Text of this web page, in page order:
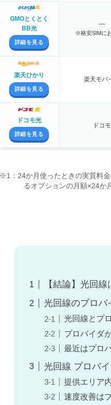
GMOとくとく
BB光
詳細を見る
―
※格安SIMに
楽天ひかり
詳細を見る
楽天モバ
ドコモ光
詳細を見る
ドコモ
※1：24か月使ったときの実質料
るオプションの月額×24か
【結論】光回
光回線のプロバ
光回線とプ
プロバイダ
最近はプロ
光回線 プロバ
提供エリア
速度改善は